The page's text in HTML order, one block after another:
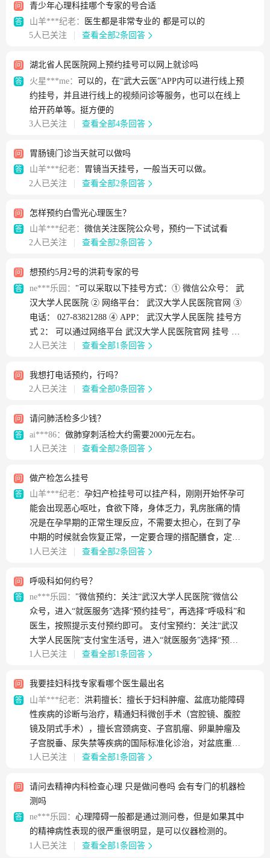
问 青少年心理科挂哪个专家的号合适
答 山羊***纪老：
医生都是非常专业的 都是可以的
5人已关注
查看全部2条回答
问 湖北省人民医院网上预约挂号可以网上就诊吗
答 火星***me： 可以的，在“武大云医”APP内可以进行线上预
约挂号，并且进行线上的视频问诊等服务，也可以在线上
给开药单等。挺方便的
3人已关注
查看全部4条回答
问 胃肠镜门诊当天就可以做吗
答 山羊***纪老： 胃镜当天挂号，一般当天可以做。
2人已关注
查看全部2条回答
问 怎样预约白雪光心理医生？
答 山羊***纪老： 微信关注医院公众号，预约一下试试看
2人已关注
查看全部2条回答
问 想预约5月2号的洪莉专家的号
答 ne***乐园： "可以采取以下挂号方式：① 微信公众号： 武
汉大学人民医院 ② 网络平台： 武汉大学人民医院官网 ③
电话： 027-83821288 ④ APP： 武汉大学人民医院 挂号方
式 2： 可以通过网络平台 武汉大学人民医院官网 挂号 挂
号方式 3： 可以通过电话 027-83821288 挂号 挂号方式 4：
2人已关注 查看全部1条回答
问
我想打电话预约，行吗？
2人已关注
查看全部0条回答
问 请问肺活检多少钱？
答 ai***86： 做肺穿刺活检大约需要2000元左右。
1人已关注
查看全部2条回答
问 做产检怎么挂号
答 山羊***纪老： 孕妇产检挂号可以挂产科，刚刚开始怀孕可
能会出现恶心呕吐，食欲下降，身体乏力，乳房胀痛的情
况是在孕早期的正常生理反应，不需要太担心，在到了孕
中期的时候就会恢复正常，一定要合理的搭配膳食，定期
到医院做产检，一定要一个月检查一次，确保胎儿的正常
1人已关注 查看全部2条回答
问 呼吸科如何约号？
答 ne***乐园： "微信预约：关注“武汉大学人民医院”微信公
众号，进入“就医服务”选择“预约挂号”，再选择“呼吸科”和
医生，按照提示支付预约即可。 支付宝预约：关注“武汉
大学人民医院”支付宝生活号，进入“就医服务”选择“预约
挂号”，再选择“呼吸科”和医生，按照提示支付预约即可。
1人已关注 查看全部1条回答
问 我要挂妇科找专家看哪个医生最出名
答 山羊***纪老： 洪莉擅长：擅长于妇科肿瘤、盆底功能障碍
性疾病的诊断与治疗，精通妇科微创手术（宫腔镜、腹腔
镜及阴式手术），擅长宫颈病变、子宫肌瘤、卵巢肿瘤及
子宫脱垂、尿失禁等疾病的国际标准化诊治，对盆底重建
手术、妇科癌症的根治性手术及综合治疗有丰富的经验，
系统基础研究。洛若愚擅长：子宫内膜异位症、月经病
（功能失调性子宫出血、闭经等）、更年期综合征等各种
妇科内分泌疾病诊治及妇科肿瘤的综合治疗；各种阴式手
术、宫腔镜、腹腔镜微创手术。
1人已关注 查看全部1条回答
问
请问去精神内科检查心理 只是做问卷吗 会有专门的机器检
测吗
答 ne***乐园： 心理障碍一般都是通过测问卷，但是如果其中
的精神病性表现的很严重很明显，是可以仪器检测的。
1人已关注
查看全部1条回答